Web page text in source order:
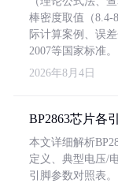
棒密度取值（8.4-
际计算案例、误
2007等国家标准。
2026年8月4日
BP2863芯片各
本文详细解析
定义、典型电压/
引脚参数对照表